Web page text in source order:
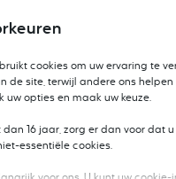
het project.
Deze passen
cookies om uw ervaring te
de site, terwijl andere ons
uw opties en maak uw keuze.
dan 16 jaar, zorg er dan voor dat
essentiële cookies.